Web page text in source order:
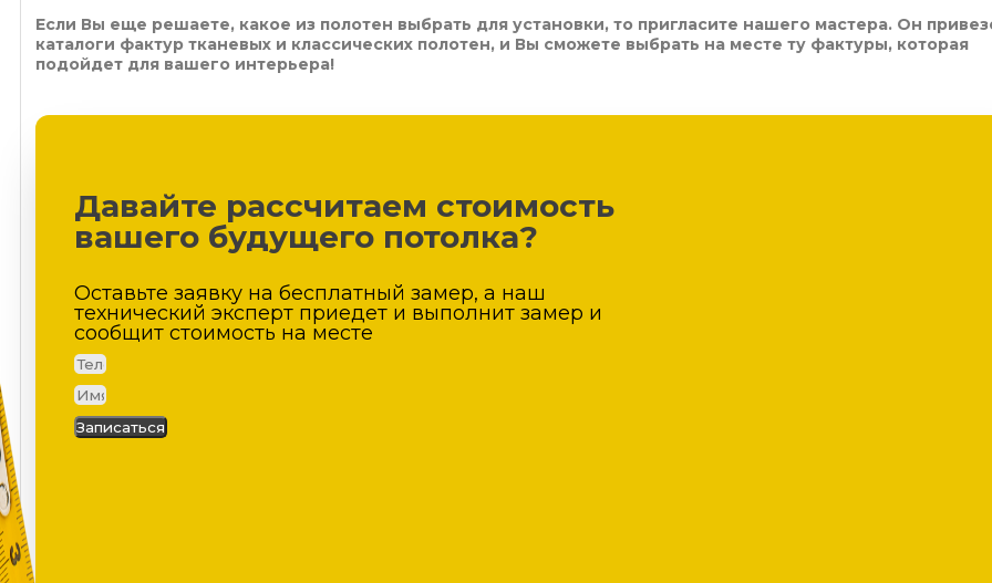
Если Вы еще решаете, какое из полотен выбрать для установки, то пригласите нашего мастера. Он
каталоги фактур тканевых и классических полотен, и Вы сможете выбрать на месте ту фактуры, которая
подойдет для вашего интерьера!
Давайте рассчитаем стоимость
вашего будущего потолка?
Оставьте заявку на бесплатный замер, а наш
технический эксперт приедет и выполнит замер и
сообщит стоимость на месте
Записаться